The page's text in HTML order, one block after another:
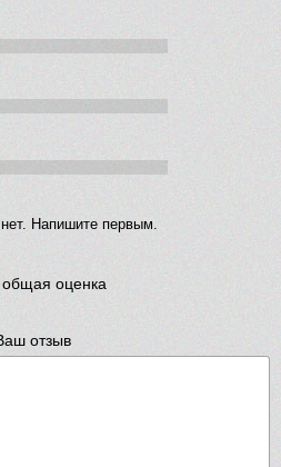
Напишите первым.
оценка
отзыв